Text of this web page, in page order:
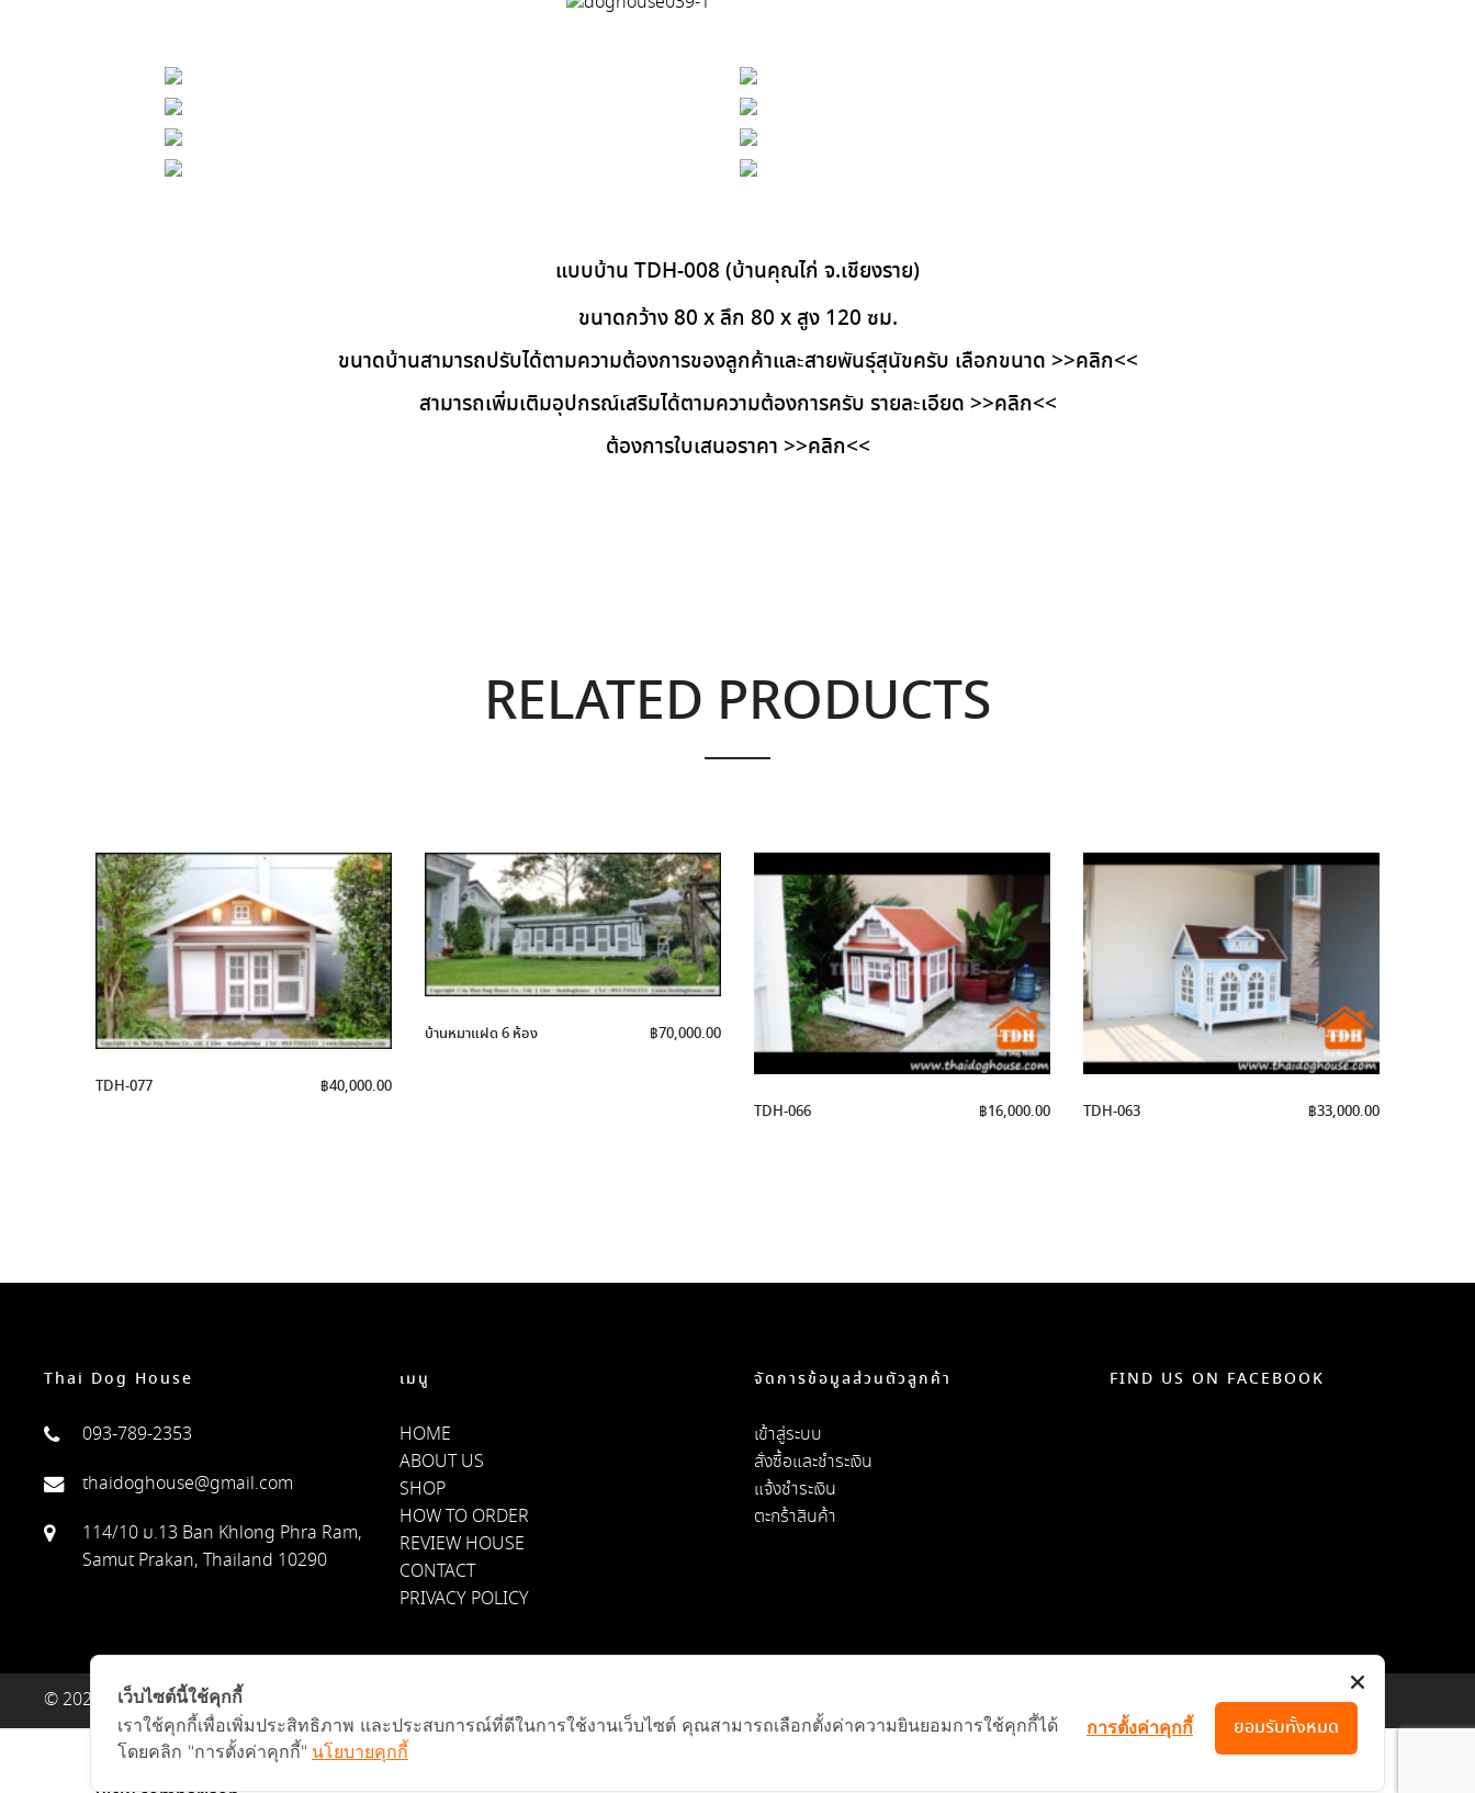
แบบบ้าน TDH-008 (บ้านคุณไก่ จ.เชียงราย)
ขนาดกว้าง 80 x ลึก 80 x สูง 120 ซม.
ขนาดบ้านสามารถปรับได้ตามความต้องการของลูกค้าและสายพันธุ์สุนัขครับ เลือกขนาด >>คลิก<<
สามารถเพิ่มเติมอุปกรณ์เสริมได้ตามความต้องการครับ รายละเอียด >>คลิก<<
ต้องการใบเสนอราคา >>คลิก<<
RELATED PRODUCTS
TDH-077 ฿40,000.00
บ้านหมาแฝด 6 ห้อง ฿70,000.00
TDH-066 ฿16,000.00 TDH-063 ฿33,000.00
Thai Dog House
093-789-2353
thaidoghouse@gmail.com
114/10 ม.13 Ban Khlong Phra Ram,
Samut Prakan, Thailand 10290
เมนู
HOME
ABOUT US
SHOP
HOW TO ORDER
REVIEW HOUSE
CONTACT
PRIVACY POLICY
จัดการข้อมูลส่วนตัวลูกค้า
เข้าสู่ระบบ
สั่งซื้อและชำระเงิน
แจ้งชำระเงิน
ตะกร้าสินค้า
FIND US ON FACEBOOK
© 2022 Thai Dog House บ้านหมา บ้านแมว ขายบ้านน้องหมา บ้านหมาราคาถูก
Select at least 2 products
เว็บไซต์นี้ใช้คุกกี้
เราใช้คุกกี้เพื่อเพิ่มประสิทธิภาพ และประสบการณ์ที่ดีในการใช้งานเว็บไซต์ คุณสามารถเลือกตั้งค่าความยินยอมการใช้คุกกี้ได้
โดยคลิก "การตั้งค่าคุกกี้" นโยบายคุกกี้
ยอมรับทั้งหมด
การตั้งค่าคุกกี้